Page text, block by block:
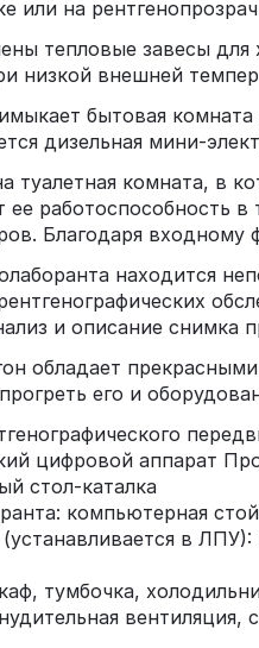
или на
тепловые завесы
низкой внешней
бытовая комната
дизельная мини-
туалетная комната, в
ее
Благодаря входному
находится
и описание снимка
обладает
его и
цифровой аппарат
стол-каталка
компьютерная
в
тумбочка,
вентиляция,